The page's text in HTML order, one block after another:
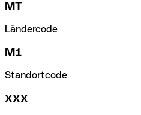
MT
Ländercode
M1
Standortcode
XXX